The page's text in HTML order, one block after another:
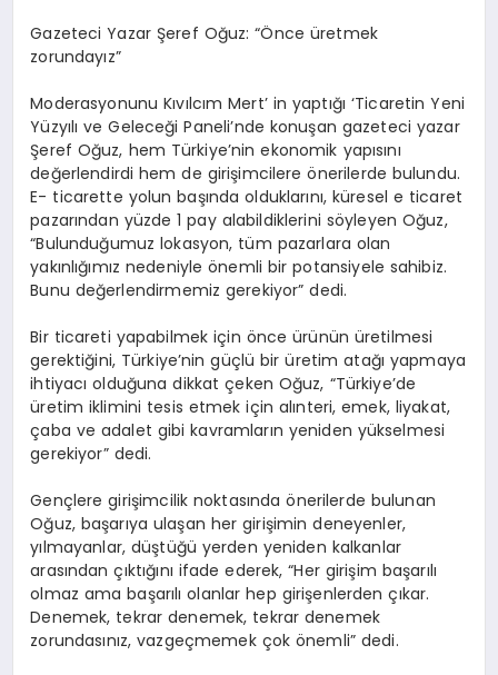
Gazeteci Yazar Şeref Oğuz: “Önce üretmek
zorundayız”
Moderasyonunu Kıvılcım Mert’ in yaptığı ‘Ticaretin Yeni
Yüzyılı ve Geleceği Paneli’nde konuşan gazeteci yazar
Şeref Oğuz, hem Türkiye’nin ekonomik yapısını
değerlendirdi hem de girişimcilere önerilerde bulundu.
E- ticarette yolun başında olduklarını, küresel e ticaret
pazarından yüzde 1 pay alabildiklerini söyleyen Oğuz,
“Bulunduğumuz lokasyon, tüm pazarlara olan
yakınlığımız nedeniyle önemli bir potansiyele sahibiz.
Bunu değerlendirmemiz gerekiyor” dedi.
Bir ticareti yapabilmek için önce ürünün üretilmesi
gerektiğini, Türkiye’nin güçlü bir üretim atağı yapmaya
ihtiyacı olduğuna dikkat çeken Oğuz, “Türkiye’de
üretim iklimini tesis etmek için alınteri, emek, liyakat,
çaba ve adalet gibi kavramların yeniden yükselmesi
gerekiyor” dedi.
Gençlere girişimcilik noktasında önerilerde bulunan
Oğuz, başarıya ulaşan her girişimin deneyenler,
yılmayanlar, düştüğü yerden yeniden kalkanlar
arasından çıktığını ifade ederek, “Her girişim başarılı
olmaz ama başarılı olanlar hep girişenlerden çıkar.
Denemek, tekrar denemek, tekrar denemek
zorundasınız, vazgeçmemek çok önemli” dedi.